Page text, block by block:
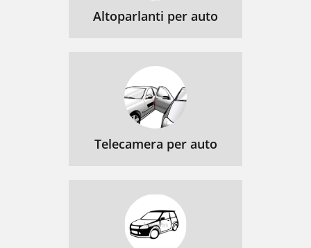
Altoparlanti per auto
Telecamera per auto